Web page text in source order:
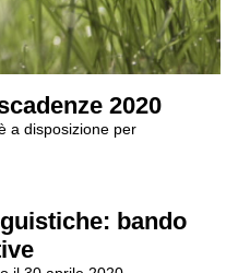
2020
a disposizione per
bando